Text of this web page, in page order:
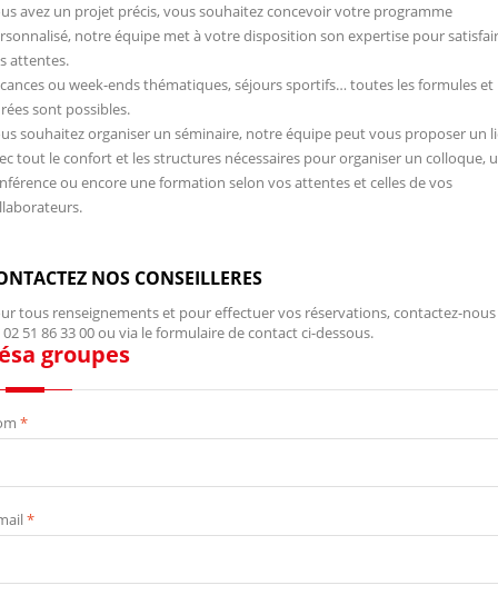
avez un projet précis, vous souhaitez concevoir votre programme
notre équipe met à votre disposition son expertise pour
attentes.
ou week-ends thématiques, séjours sportifs… toutes les formules et
sont possibles.
souhaitez organiser un séminaire, notre équipe peut vous proposer un
tout le confort et les structures nécessaires pour organiser un colloque,
ou encore une formation selon vos attentes et celles de vos
NOS CONSEILLERES
tous renseignements et pour effectuer vos réservations, contactez-nous
02 51 86 33 00 ou via le formulaire de contact ci-dessous.
groupes
*
*